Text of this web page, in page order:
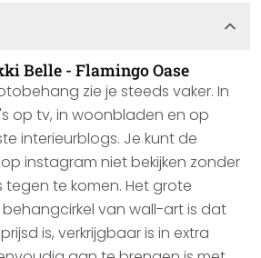
Belle - Flamingo Oase
zie je steeds vaker. In
op tv, in woonbladen en op
interieurblogs. Je kunt de
instagram niet bekijken zonder
tegen te komen. Het grote
van wall-art is dat
is, verkrijgbaar is in extra